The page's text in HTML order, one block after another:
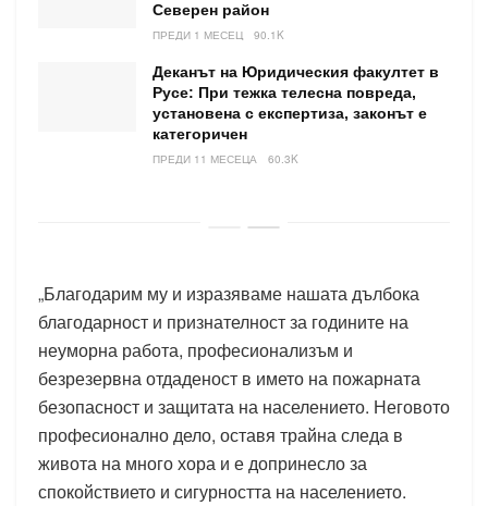
Северен район
ПРЕДИ 1 МЕСЕЦ 90.1K
Деканът на Юридическия факултет в
Русе: При тежка телесна повреда,
установена с експертиза, законът е
категоричен
ПРЕДИ 11 МЕСЕЦА 60.3K
„Благодарим му и изразяваме нашата дълбока
благодарност и признателност за годините на
неуморна работа, професионализъм и
безрезервна отдаденост в името на пожарната
безопасност и защитата на населението. Неговото
професионално дело, оставя трайна следа в
живота на много хора и е допринесло за
спокойствието и сигурността на населението.